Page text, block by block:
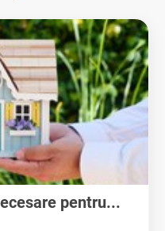
pentru...